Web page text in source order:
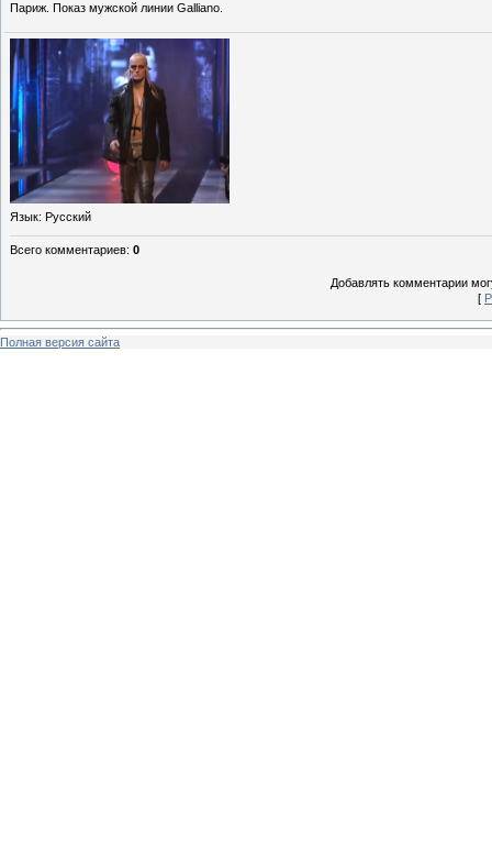
Париж. Показ мужской линии Galliano.
Язык: Русский
Всего комментариев: 0
Добавлять комментарии
[
Полная версия сайта